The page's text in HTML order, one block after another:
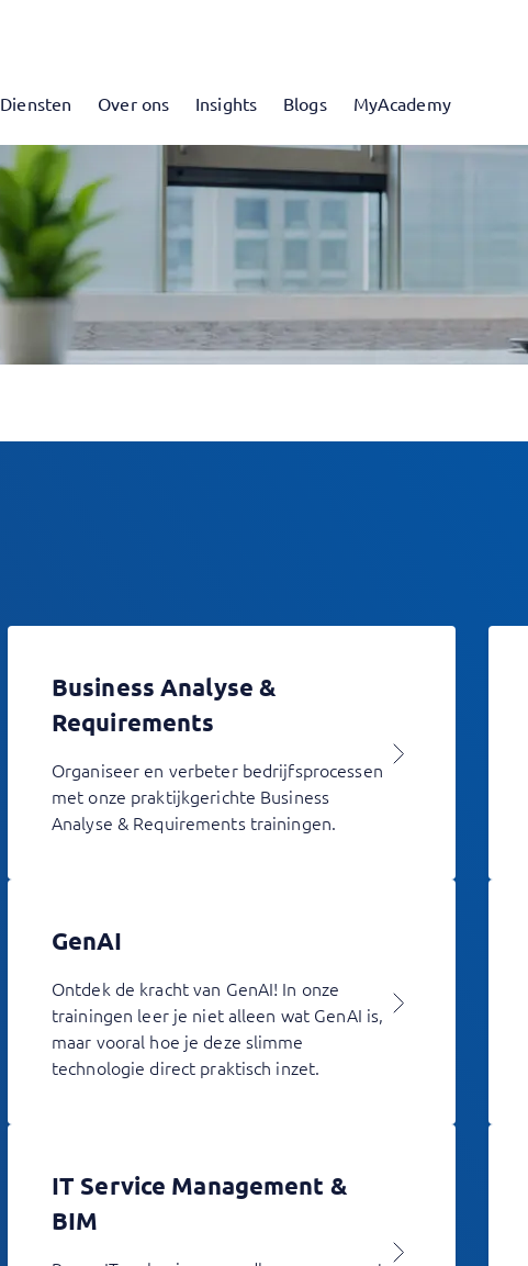
Diensten Over ons Insights Blogs MyAcademy
Business Analyse &
Requirements
Organiseer en verbeter bedrijfsprocessen
met onze praktijkgerichte Business
Analyse & Requirements trainingen.
GenAI
Ontdek de kracht van GenAI! In onze
trainingen leer je niet alleen wat GenAI is,
maar vooral hoe je deze slimme
technologie direct praktisch inzet.
IT Service Management &
BIM